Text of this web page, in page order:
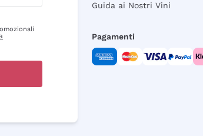
Guida ai Nostri Vini
Pagamenti